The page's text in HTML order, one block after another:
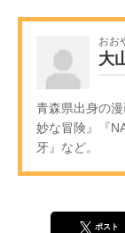
おお
大
青森県出身の
妙な冒険』『
牙』など。
ポスト